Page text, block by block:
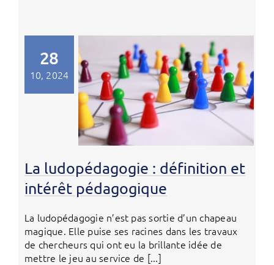
28
10, 2024
La ludopédagogie : définition et
intérêt pédagogique
La ludopédagogie n’est pas sortie d’un chapeau
magique. Elle puise ses racines dans les travaux
de chercheurs qui ont eu la brillante idée de
mettre le jeu au service de [...]